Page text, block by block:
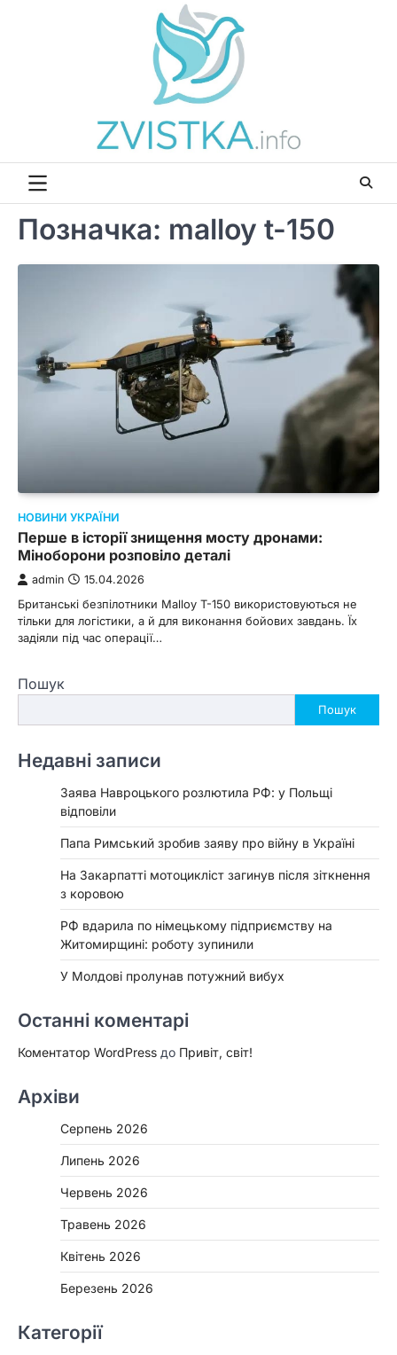
Позначка: malloy t-150
НОВИНИ УКРАЇНИ
Перше в історії знищення мосту дронами:
Міноборони розповіло деталі
admin 15.04.2026
Британські безпілотники Malloy T-150 використовуються не
тільки для логістики, а й для виконання бойових завдань. Їх
задіяли під час операції…
Пошук
Пошук
Недавні записи
Заява Навроцького розлютила РФ: у Польщі
відповіли
Папа Римський зробив заяву про війну в Україні
На Закарпатті мотоцикліст загинув після зіткнення
з коровою
РФ вдарила по німецькому підприємству на
Житомирщині: роботу зупинили
У Молдові пролунав потужний вибух
Останні коментарі
Коментатор WordPress до Привіт, світ!
Архіви
Серпень 2026
Липень 2026
Червень 2026
Травень 2026
Квітень 2026
Березень 2026
Категорії